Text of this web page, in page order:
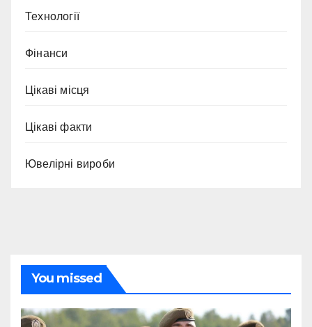
Технології
Фінанси
Цікаві місця
Цікаві факти
Ювелірні вироби
You missed